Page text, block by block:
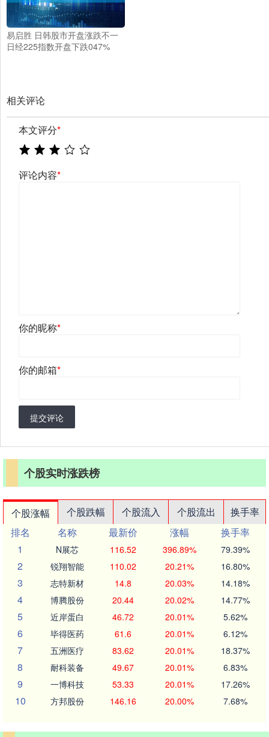
易启胜 日韩股市开盘涨跌不一
日经225指数开盘下跌047%
相关评论
本文评分*
评论内容*
你的昵称*
你的邮箱*
提交评论
个股实时涨跌榜
个股涨幅 个股跌幅 个股流入 个股流出
换手率
排名
名称 最新价 涨幅
换手率
1
N展芯 116.52 396.89% 79.39%
2 锐翔智能 110.02 20.21% 16.80%
3 志特新材 14.8 20.03% 14.18%
4 博腾股份 20.44 20.02% 14.77%
5 近岸蛋白 46.72 20.01% 5.62%
6 毕得医药 61.6 20.01% 6.12%
7 五洲医疗 83.62 20.01% 18.37%
8 耐科装备 49.67 20.01% 6.83%
9 一博科技 53.33 20.01% 17.26%
10 方邦股份 146.16 20.00% 7.68%